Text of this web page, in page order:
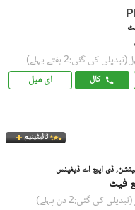
(تبدیلی کی گئی:2 ہفتے پہلے)
کال ای میل
ٹائیٹینیم
(تبدیلی کی گئی:2 دن پہلے)